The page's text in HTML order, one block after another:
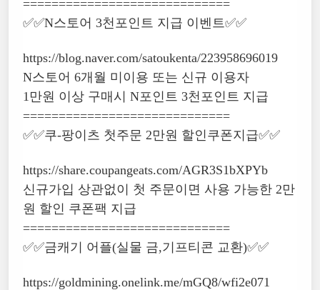
=============================
✅✅N스토어 3천포인트 지급 이벤트✅✅
https://blog.naver.com/satoukenta/223958696019
N스토어 6개월 미이용 또는 신규 이용자
1만원 이상 구매시 N포인트 3천포인트 지급
=============================
✅✅쿠-팡이츠 첫주문 2만원 할인쿠폰지급✅✅
https://share.coupangeats.com/AGR3S1bXPYb
신규가입 상관없이 첫 주문이면 사용 가능한 2만
원 할인 쿠폰팩 지급
=============================
✅✅금캐기 어플(실물 금,기프티콘 교환)✅✅
https://goldmining.onelink.me/mGQ8/wfi2e071